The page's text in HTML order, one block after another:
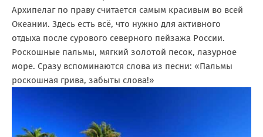
Архипелаг по праву считается самым красивым во всей
Океании. Здесь есть всё, что нужно для активного
отдыха после сурового северного пейзажа России.
Роскошные пальмы, мягкий золотой песок, лазурное
море. Сразу вспоминаются слова из песни: «Пальмы
роскошная грива, забыты слова!»